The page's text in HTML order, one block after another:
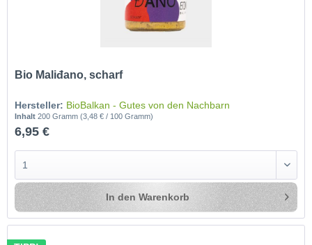
Bio Maliđano, scharf
Hersteller: BioBalkan - Gutes von den Nachbarn
Inhalt200 Gramm(3,48 € / 100 Gramm)
6,95 €
In den Warenkorb